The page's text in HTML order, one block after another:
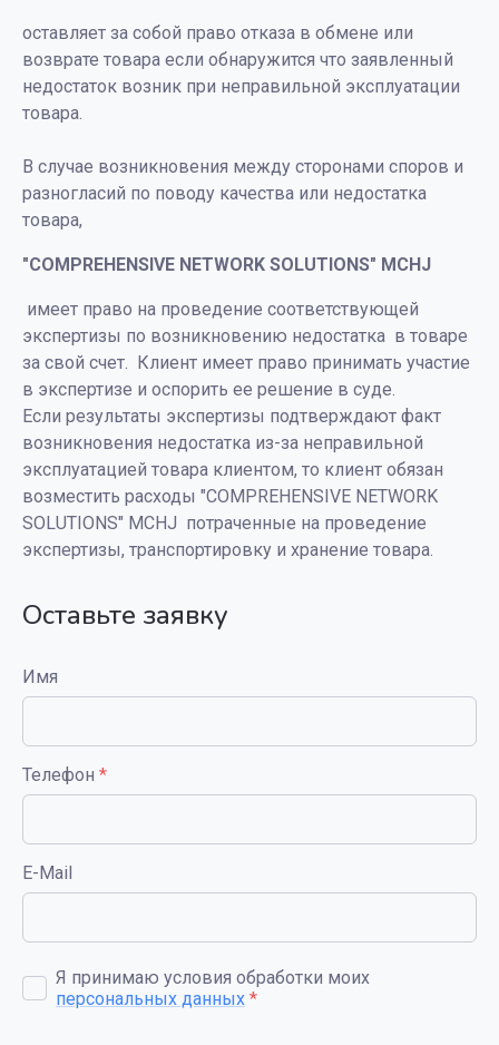
оставляет за собой право отказа в обмене или
возврате товара если обнаружится что заявленный
недостаток возник при неправильной эксплуатации
товара.
В случае возникновения между сторонами споров и
разногласий по поводу качества или недостатка
товара,
"COMPREHENSIVE NETWORK SOLUTIONS" MCHJ
имеет право на проведение соответствующей
экспертизы по возникновению недостатка в товаре
за свой счет. Клиент имеет право принимать участие
в экспертизе и оспорить ее решение в суде.
Если результаты экспертизы подтверждают факт
возникновения недостатка из-за неправильной
эксплуатацией товара клиентом, то клиент обязан
возместить расходы "COMPREHENSIVE NETWORK
SOLUTIONS" MCHJ потраченные на проведение
экспертизы, транспортировку и хранение товара.
Оставьте заявку
Имя
Телефон *
E-Mail
Я принимаю условия обработки моих
персональных данных *